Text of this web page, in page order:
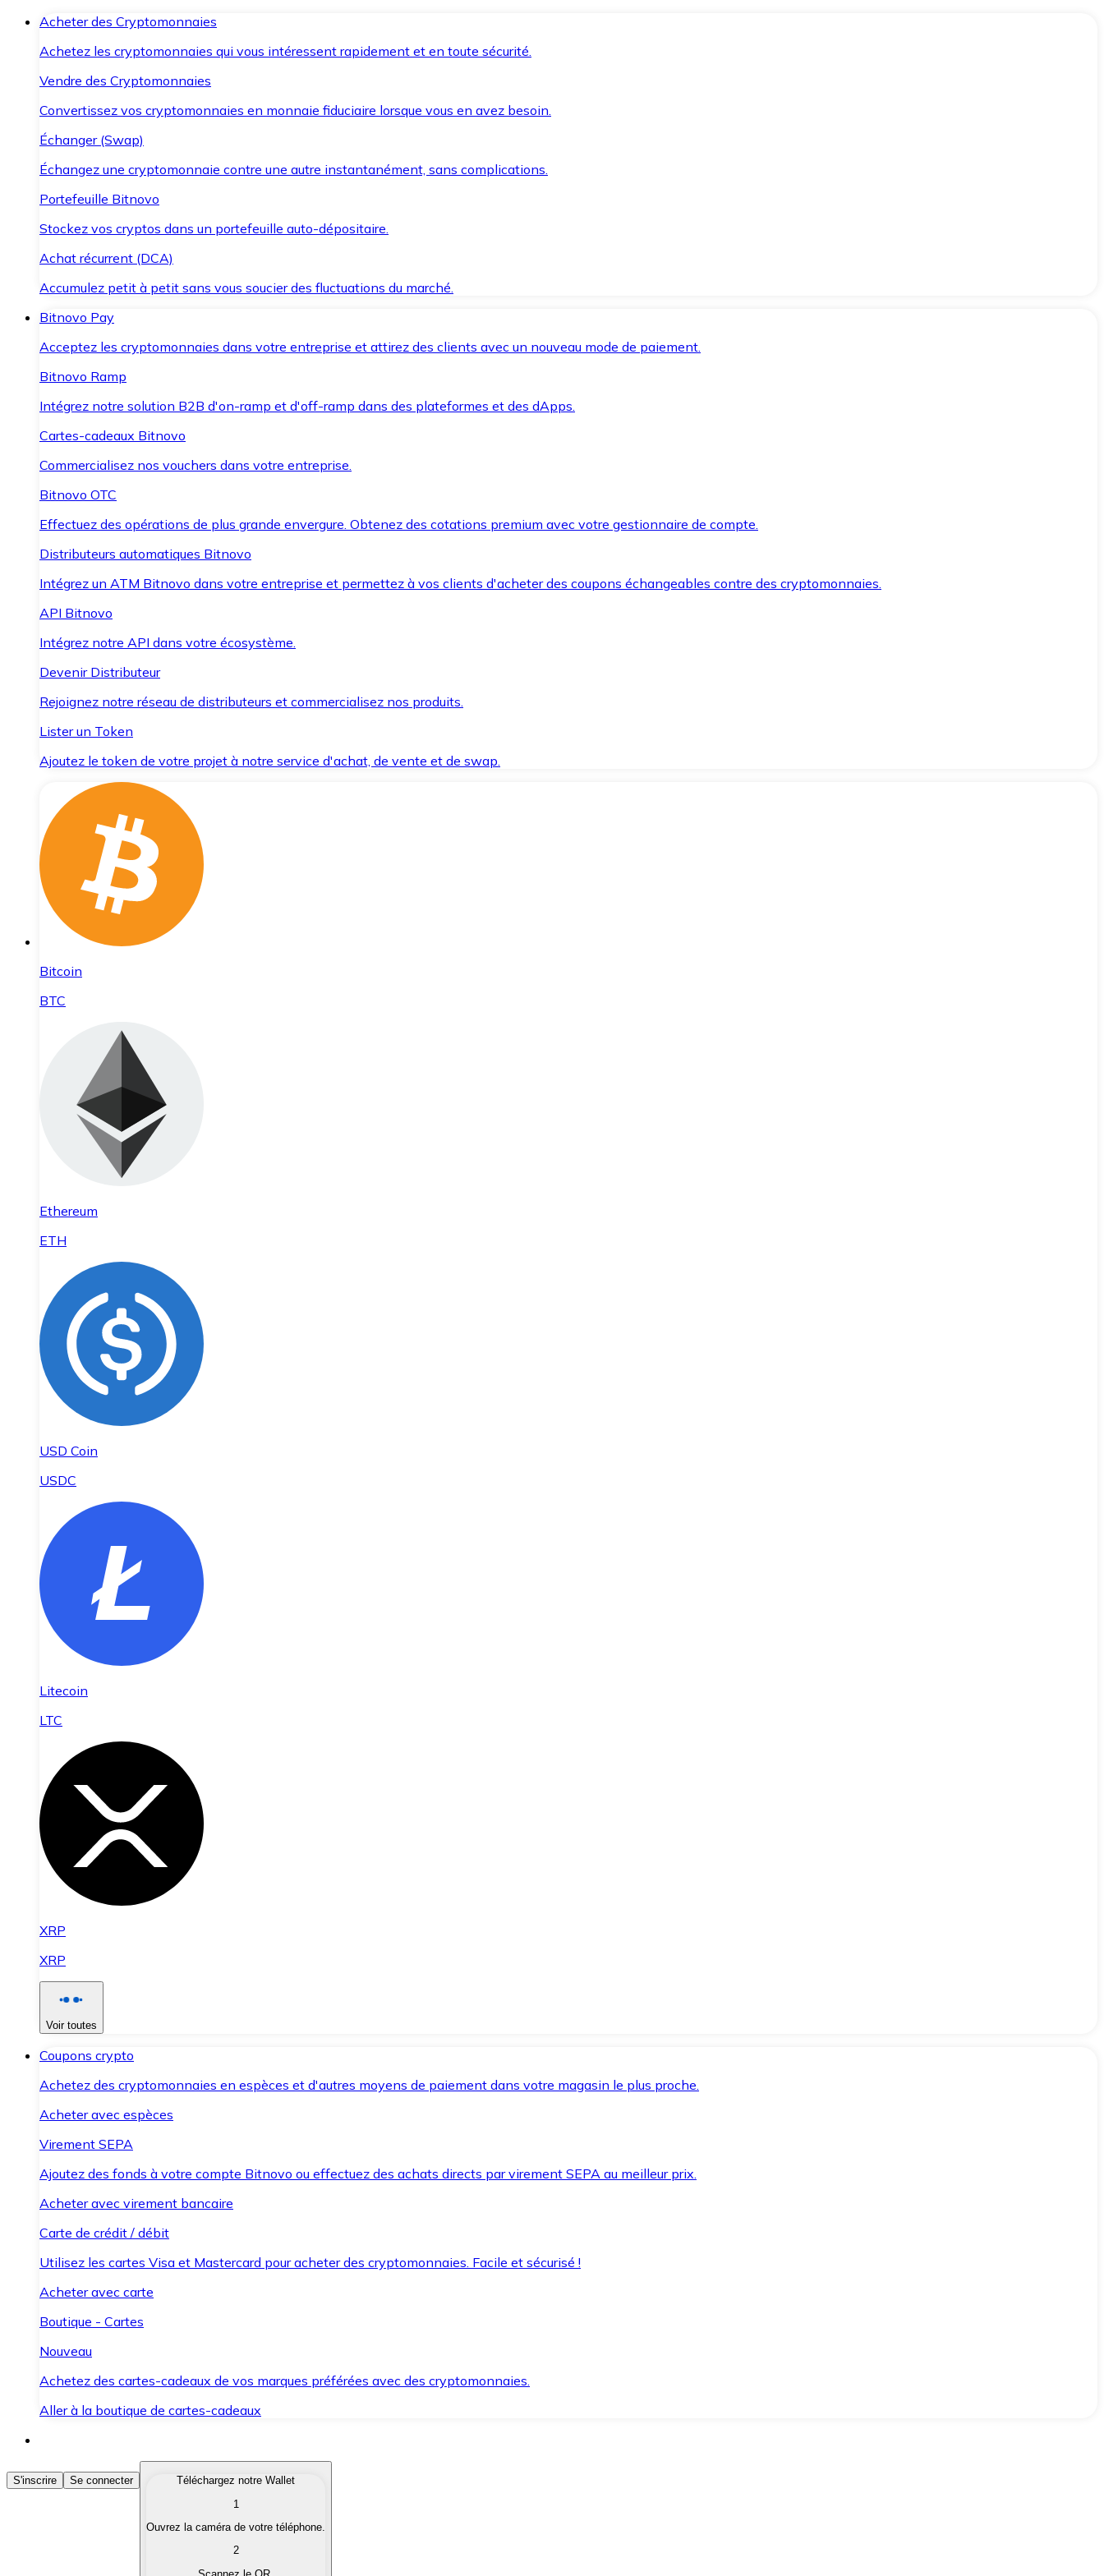
Acheter des Cryptomonnaies
Achetez les cryptomonnaies qui vous intéressent rapidement et en toute sécurité.
Vendre des Cryptomonnaies
Convertissez vos cryptomonnaies en monnaie fiduciaire lorsque vous en avez besoin.
Échanger (Swap)
Échangez une cryptomonnaie contre une autre instantanément, sans complications.
Portefeuille Bitnovo
Stockez vos cryptos dans un portefeuille auto-dépositaire.
Achat récurrent (DCA)
Accumulez petit à petit sans vous soucier des fluctuations du marché.
Bitnovo Pay
Acceptez les cryptomonnaies dans votre entreprise et attirez des clients avec un nouveau mode de paiement.
Bitnovo Ramp
Intégrez notre solution B2B d'on-ramp et d'off-ramp dans des plateformes et des dApps.
Cartes-cadeaux Bitnovo
Commercialisez nos vouchers dans votre entreprise.
Bitnovo OTC
Effectuez des opérations de plus grande envergure. Obtenez des cotations premium avec votre gestionnaire de compte.
Distributeurs automatiques Bitnovo
Intégrez un ATM Bitnovo dans votre entreprise et permettez à vos clients d'acheter des coupons échangeables contre des cryptomonnaies.
API Bitnovo
Intégrez notre API dans votre écosystème.
Devenir Distributeur
Rejoignez notre réseau de distributeurs et commercialisez nos produits.
Lister un Token
Ajoutez le token de votre projet à notre service d'achat, de vente et de swap.
Bitcoin
BTC
Ethereum
ETH
USD Coin
USDC
Litecoin
LTC
XRP
XRP
Voir toutes
Coupons crypto
Achetez des cryptomonnaies en espèces et d'autres moyens de paiement dans votre magasin le plus proche.
Acheter avec espèces
Virement SEPA
Ajoutez des fonds à votre compte Bitnovo ou effectuez des achats directs par virement SEPA au meilleur prix.
Acheter avec virement bancaire
Carte de crédit / débit
Utilisez les cartes Visa et Mastercard pour acheter des cryptomonnaies. Facile et sécurisé !
Acheter avec carte
Boutique - Cartes
Nouveau
Achetez des cartes-cadeaux de vos marques préférées avec des cryptomonnaies.
Aller à la boutique de cartes-cadeaux
Acheter des Cryptomonnaies
Achetez les cryptomonnaies qui vous intéressent rapidement et en toute sécurité.
Convertissez vos cryptomonnaies en monnaie fiduciaire lorsque vous en avez besoin.
S'inscrire Se connecter
Téléchargez notre Wallet
1
Ouvrez la caméra de votre téléphone.
2